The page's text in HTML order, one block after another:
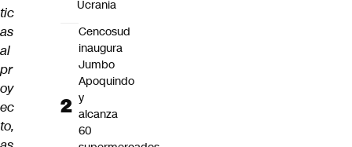
tic
as
al
pr
oy
ec
to,
Ucrania
Cencosud
inaugura
Jumbo
Apoquindo
y
alcanza
60